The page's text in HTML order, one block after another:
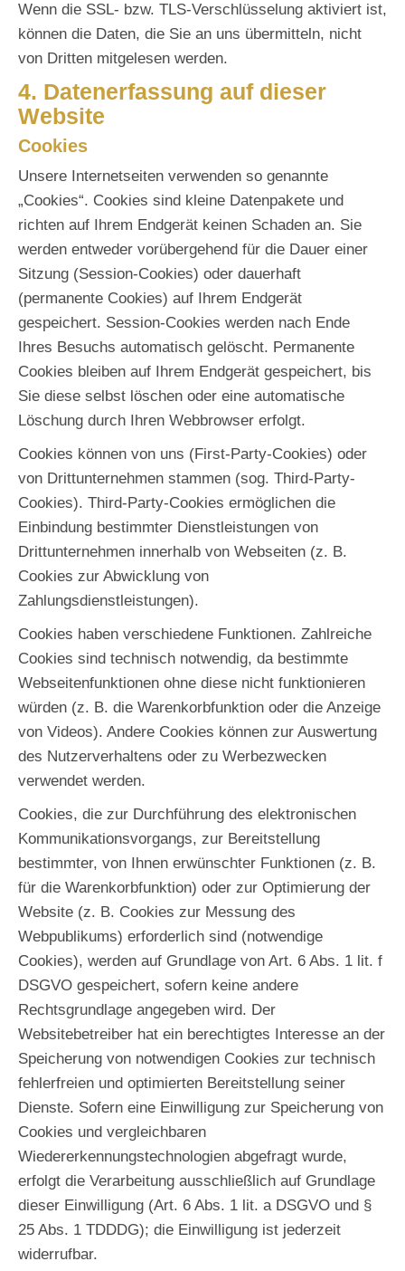
Wenn die SSL- bzw. TLS-Verschlüsselung aktiviert ist,
können die Daten, die Sie an uns übermitteln, nicht
von Dritten mitgelesen werden.
4. Datenerfassung auf dieser
Website
Cookies
Unsere Internetseiten verwenden so genannte
„Cookies“. Cookies sind kleine Datenpakete und
richten auf Ihrem Endgerät keinen Schaden an. Sie
werden entweder vorübergehend für die Dauer einer
Sitzung (Session-Cookies) oder dauerhaft
(permanente Cookies) auf Ihrem Endgerät
gespeichert. Session-Cookies werden nach Ende
Ihres Besuchs automatisch gelöscht. Permanente
Cookies bleiben auf Ihrem Endgerät gespeichert, bis
Sie diese selbst löschen oder eine automatische
Löschung durch Ihren Webbrowser erfolgt.
Cookies können von uns (First-Party-Cookies) oder
von Drittunternehmen stammen (sog. Third-Party-
Cookies). Third-Party-Cookies ermöglichen die
Einbindung bestimmter Dienstleistungen von
Drittunternehmen innerhalb von Webseiten (z. B.
Cookies zur Abwicklung von
Zahlungsdienstleistungen).
Cookies haben verschiedene Funktionen. Zahlreiche
Cookies sind technisch notwendig, da bestimmte
Webseitenfunktionen ohne diese nicht funktionieren
würden (z. B. die Warenkorbfunktion oder die Anzeige
von Videos). Andere Cookies können zur Auswertung
des Nutzerverhaltens oder zu Werbezwecken
verwendet werden.
Cookies, die zur Durchführung des elektronischen
Kommunikationsvorgangs, zur Bereitstellung
bestimmter, von Ihnen erwünschter Funktionen (z. B.
für die Warenkorbfunktion) oder zur Optimierung der
Website (z. B. Cookies zur Messung des
Webpublikums) erforderlich sind (notwendige
Cookies), werden auf Grundlage von Art. 6 Abs. 1 lit. f
DSGVO gespeichert, sofern keine andere
Rechtsgrundlage angegeben wird. Der
Websitebetreiber hat ein berechtigtes Interesse an der
Speicherung von notwendigen Cookies zur technisch
fehlerfreien und optimierten Bereitstellung seiner
Dienste. Sofern eine Einwilligung zur Speicherung von
Cookies und vergleichbaren
Wiedererkennungstechnologien abgefragt wurde,
erfolgt die Verarbeitung ausschließlich auf Grundlage
dieser Einwilligung (Art. 6 Abs. 1 lit. a DSGVO und §
25 Abs. 1 TDDDG); die Einwilligung ist jederzeit
widerrufbar.